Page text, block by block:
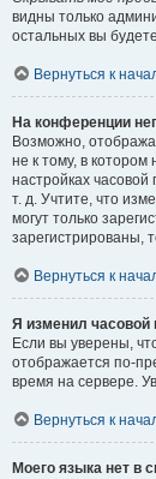
видны только
остальных вы
Вернуться к
На конференции
Возможно,
не к тому, в
настройках часовой
т. д. Учтите, что
могут только
зарегистрированы,
Вернуться к
Я изменил часовой
Если вы уверены,
отображается по-
время на сервере.
Вернуться к
Моего языка нет в